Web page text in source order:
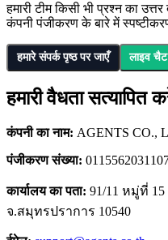
हमारी टीम किसी भी प्रश्न का
कंपनी पंजीकरण के बारे में
हमारे संपर्क पृष्ठ पर जाएँ लाइव
हमारी वैधता सत्यापित
कंपनी का नाम: AGENTS CO.,
पंजीकरण संख्या:
कार्यालय का पता: 91/11 หมู่ที่
จ.สมุทรปราการ 10540